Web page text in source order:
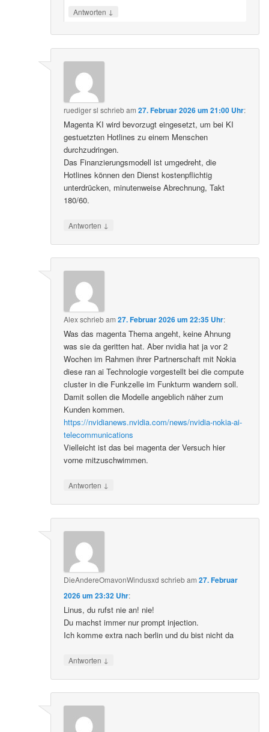
Antworten ↓
ruediger sl schriebam27. Februar 2026 um 21:00 Uhr:
Magenta KI wird bevorzugt eingesetzt, um bei KI
gestuetzten Hotlines zu einem Menschen
durchzudringen.
Das Finanzierungsmodell ist umgedreht, die
Hotlines können den Dienst kostenpflichtig
unterdrücken, minutenweise Abrechnung, Takt
180/60.
Antworten ↓
Alexschriebam27. Februar 2026 um 22:35 Uhr:
Was das magenta Thema angeht, keine Ahnung
was sie da geritten hat. Aber nvidia hat ja vor 2
Wochen im Rahmen ihrer Partnerschaft mit Nokia
diese ran ai Technologie vorgestellt bei die compute
cluster in die Funkzelle im Funkturm wandern soll.
Damit sollen die Modelle angeblich näher zum
Kunden kommen.
https://nvidianews.nvidia.com/news/nvidia-nokia-ai-
telecommunications
Vielleicht ist das bei magenta der Versuch hier
vorne mitzuschwimmen.
Antworten ↓
DieAndereOmavonWindusxd schriebam27. Februar
2026 um 23:32 Uhr:
Linus, du rufst nie an! nie!
Du machst immer nur prompt injection.
Ich komme extra nach berlin und du bist nicht da
Antworten ↓